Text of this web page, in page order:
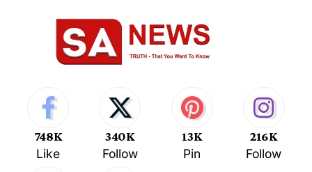
748K
Like
340K
Follow
13K
Pin
216K
Follow